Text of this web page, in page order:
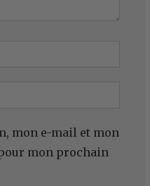
mon e-mail et mon
mon prochain